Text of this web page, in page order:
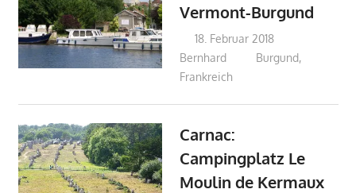
Vermont-Burgund
18. Februar 2018
Bernhard
Burgund,
Frankreich
Carnac:
Campingplatz Le
Moulin de Kermaux